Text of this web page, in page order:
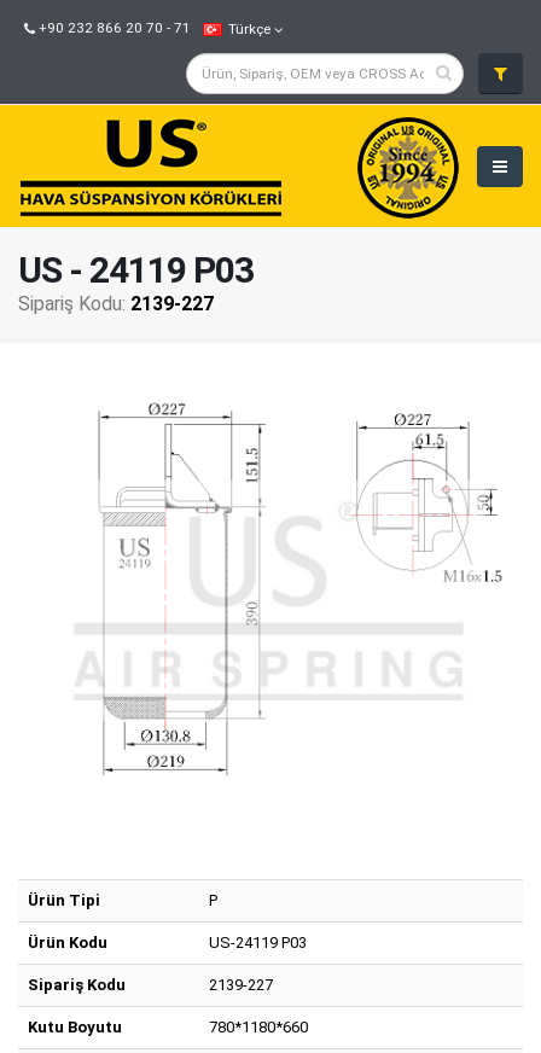
+90 232 866 20 70 - 71 Türkçe
US - 24119 P03
Sipariş Kodu: 2139-227
Ürün Tipi P
Ürün Kodu US-24119 P03
Sipariş Kodu 2139-227
Kutu Boyutu 780*1180*660